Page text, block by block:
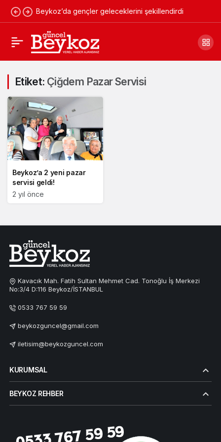
Beykoz’da gençler geleceklerini şekillendirdi
Etiket: Çiğdem Pazar Servisi
Beykoz’a 2 yeni pazar
servisi geldi!
2 yıl önce
Kavacık Mah. Fatih Sultan Mehmet Cad. Tonoğlu İş Merkezi
No:3/4 D:116 Beykoz/İSTANBUL
0533 767 59 59
beykozguncel@gmail.com
iletisim@beykozguncel.com
KURUMSAL
BEYKOZ REHBER